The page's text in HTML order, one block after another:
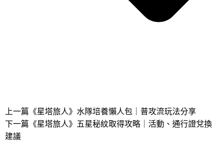
上一篇 《星塔旅人》水隊培養懶人包｜普攻流玩法分享
下一篇 《星塔旅人》五星秘紋取得攻略｜活動、通行證兌換
建議